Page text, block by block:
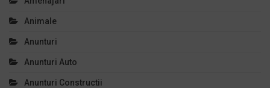
Animale
Anunturi
Anunturi Auto
Anunturi Constructii